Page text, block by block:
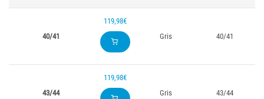
40/41
119,98€
Gris
40/41
43/44
119,98€
Gris
43/44